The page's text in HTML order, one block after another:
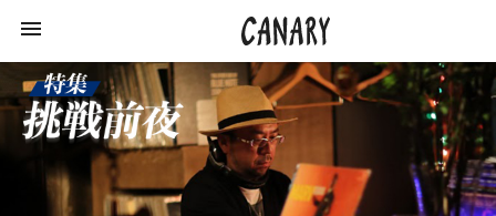
KEYWORD